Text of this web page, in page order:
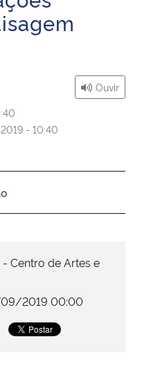
e Comunicações
Humanos
- 10:40
Ouvir
Centro de Artes e
2019 00:00